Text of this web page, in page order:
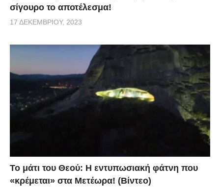
σίγουρο το αποτέλεσμα!
17 ΔΕΚΕΜΒΡΊΟΥ, 2023
Το μάτι του Θεού: Η εντυπωσιακή φάτνη που
«κρέμεται» στα Μετέωρα! (Βίντεο)